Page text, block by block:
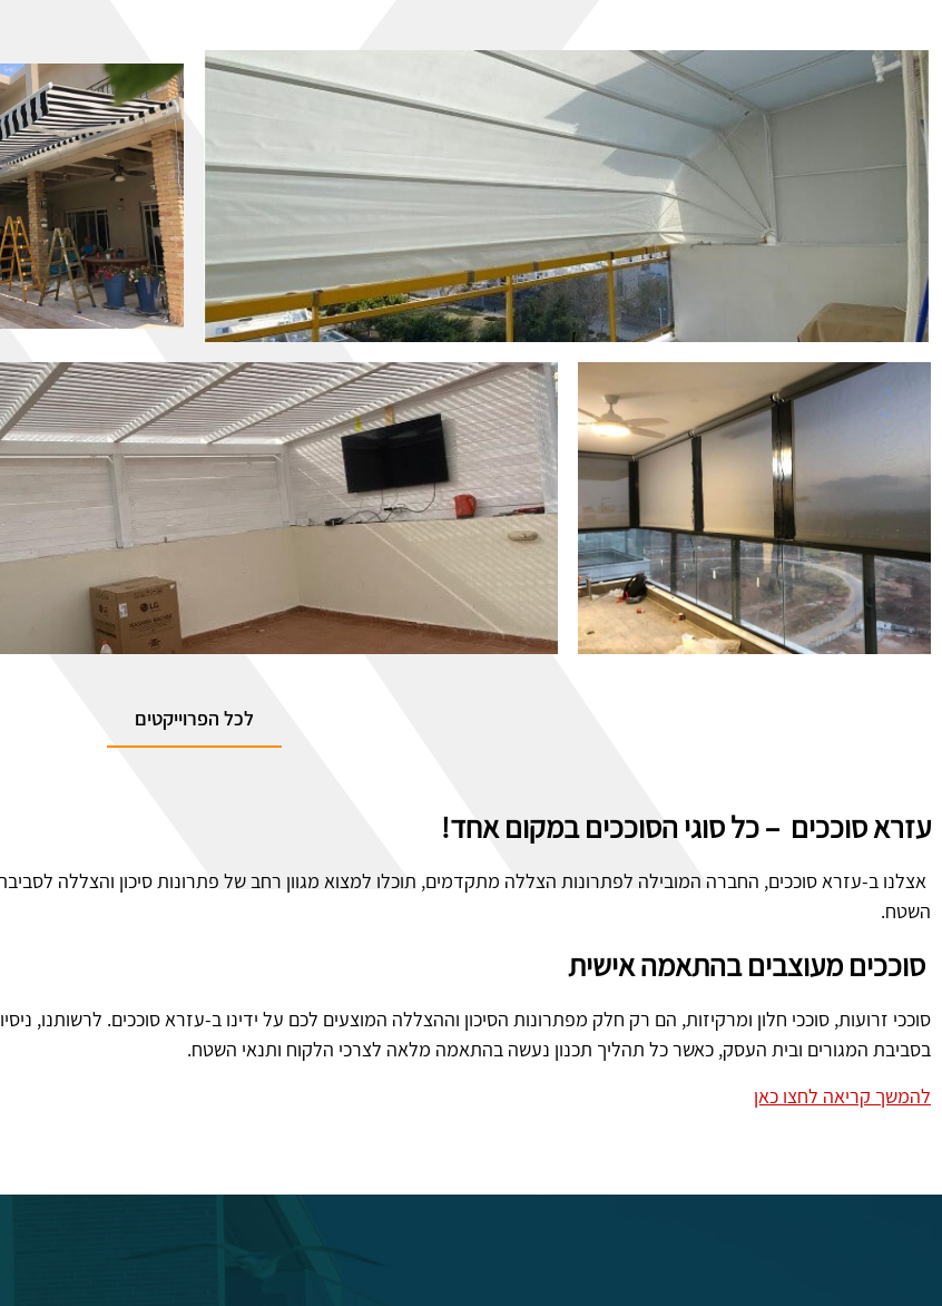
לכל הפרוייקטים
עזרא סוככים – כל סוגי הסוככים במקום אחד!
אצלנו ב-עזרא סוככים, החברה המובילה לפתרונות הצללה מתקדמים, תוכלו למצוא מגוון רחב של פתרונות סיכון והצללה
השטח.
סוככים מעוצבים בהתאמה אישית
סוככי זרועות, סוככי חלון ומרקיזות, הם רק חלק מפתרונות הסיכון וההצללה המוצעים לכם על ידינו ב-עזרא סוככים. לרשותנו,
בסביבת המגורים ובית העסק, כאשר כל תהליך תכנון נעשה בהתאמה מלאה לצרכי הלקוח ותנאי השטח.
להמשך קריאה לחצו כאן